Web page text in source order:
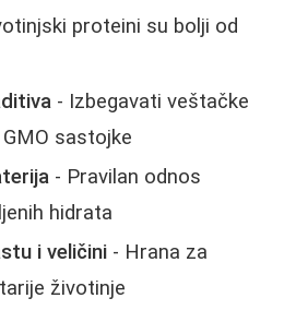
proteini su bolji od
- Izbegavati veštačke
sastojke
- Pravilan odnos
hidrata
i veličini - Hrana za
životinje